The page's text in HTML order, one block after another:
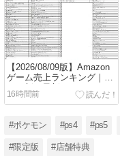
【2026/08/09版】Amazon
ゲーム売上ランキング｜毎
日更新の最新データ
16時間前
#ポケモン #ps4 #ps5
#限定版 #店舗特典